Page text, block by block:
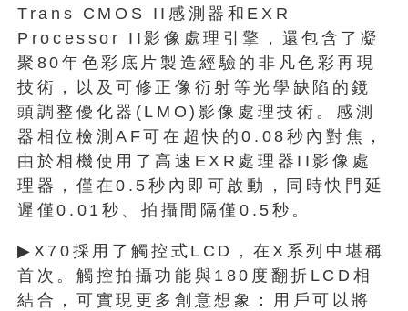
Trans CMOS II感測器和EXR
Processor II影像處理引擎，還包含了凝
聚80年色彩底片製造經驗的非凡色彩再現
技術，以及可修正像衍射等光學缺陷的鏡
頭調整優化器(LMO)影像處理技術。感測
器相位檢測AF可在超快的0.08秒內對焦，
由於相機使用了高速EXR處理器II影像處
理器，僅在0.5秒內即可啟動，同時快門延
遲僅0.01秒、拍攝間隔僅0.5秒。
▶X70採用了觸控式LCD，在X系列中堪稱
首次。觸控拍攝功能與180度翻折LCD相
結合，可實現更多創意想象：用戶可以將